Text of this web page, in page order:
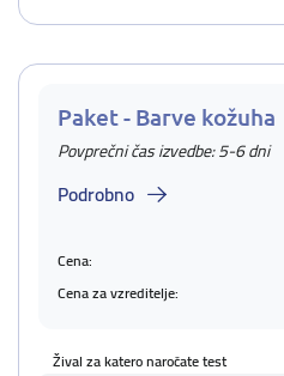
Paket - Barve kožuha
Povprečni čas izvedbe: 5-6 dni
Podrobno
Cena:
Cena za vzreditelje:
Žival za katero naročate test